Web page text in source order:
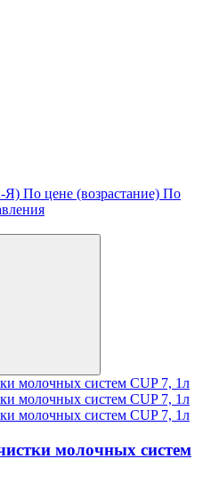
Я) По цене (возрастание) По
молочных систем